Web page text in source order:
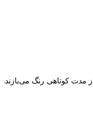
مدت کوتاهی رنگ می‌بازند.